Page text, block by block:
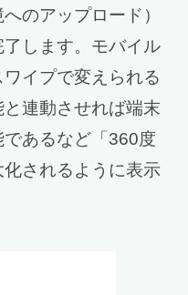
のアップロード）
します。モバイル
イプで変えられる
連動させれば端末
あるなど「360度
されるように表示